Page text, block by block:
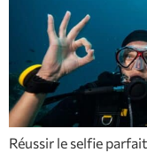
Réussir le selfie